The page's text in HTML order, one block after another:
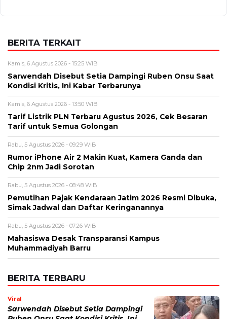
Alamat email tidak akan dipublikasikan. Kolom wajib ditandai *.
Komentar*
Nama*
Simpan nama, email, dan situs web saya pada peramban ini